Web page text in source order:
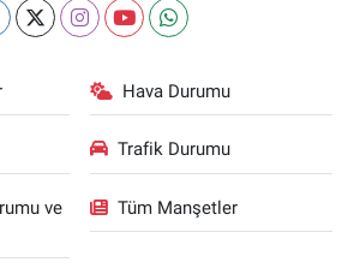
Hava Durumu
Trafik Durumu
ve
Tüm Manşetler